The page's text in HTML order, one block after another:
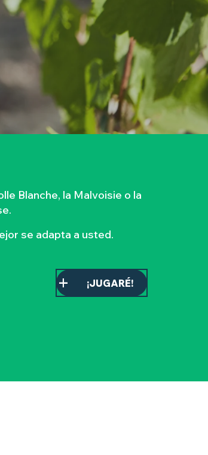
Blanche, la Malvoisie o la
se adapta a usted.
¡JUGARÉ!